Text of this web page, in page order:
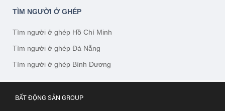
TÌM NGƯỜI Ở GHÉP
Tìm người ở ghép Hồ Chí Minh
Tìm người ở ghép Đà Nẵng
Tìm người ở ghép Bình Dương
BẤT ĐỘNG SẢN GROUP